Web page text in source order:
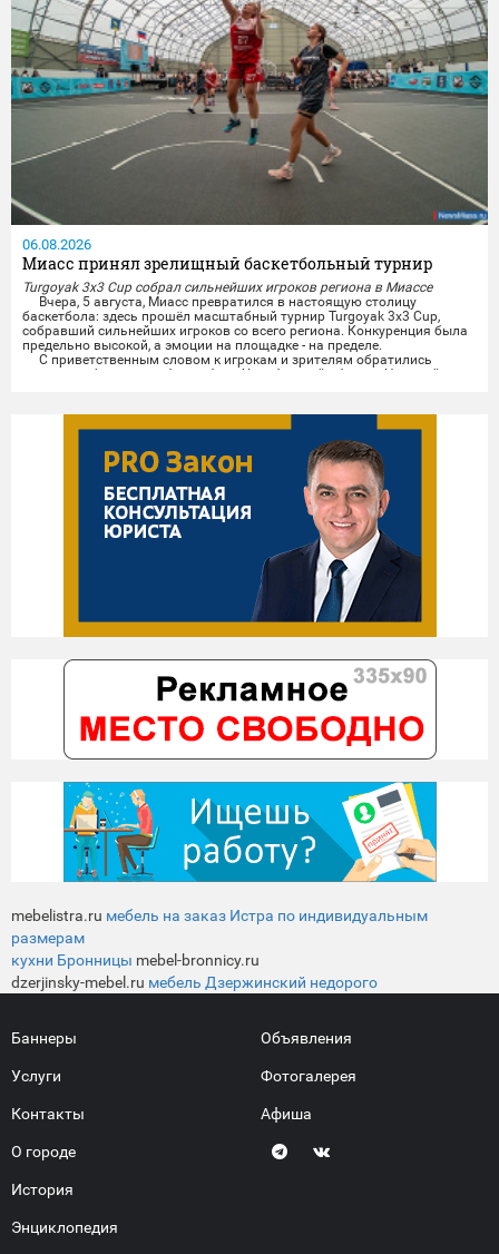
06.08.2026
Миасс принял зрелищный баскетбольный турнир
Turgoyak 3x3 Cup собрал сильнейших игроков региона в Миассе
Вчера, 5 августа, Миасс превратился в настоящую столицу
баскетбола: здесь прошёл масштабный турнир Turgoyak 3x3 Cup,
собравший сильнейших игроков со всего региона. Конкуренция была
предельно высокой, а эмоции на площадке - на пределе.
С приветственным словом к игрокам и зрителям обратились
президент федерации баскетбола Челябинской области Николай
mebelistra.ru мебель на заказ Истра по индивидуальным
размерам
кухни Бронницы mebel-bronnicy.ru
dzerjinsky-mebel.ru мебель Дзержинский недорого
Баннеры
Услуги
Контакты
О городе
История
Энциклопедия
Объявления
Фотогалерея
Афиша